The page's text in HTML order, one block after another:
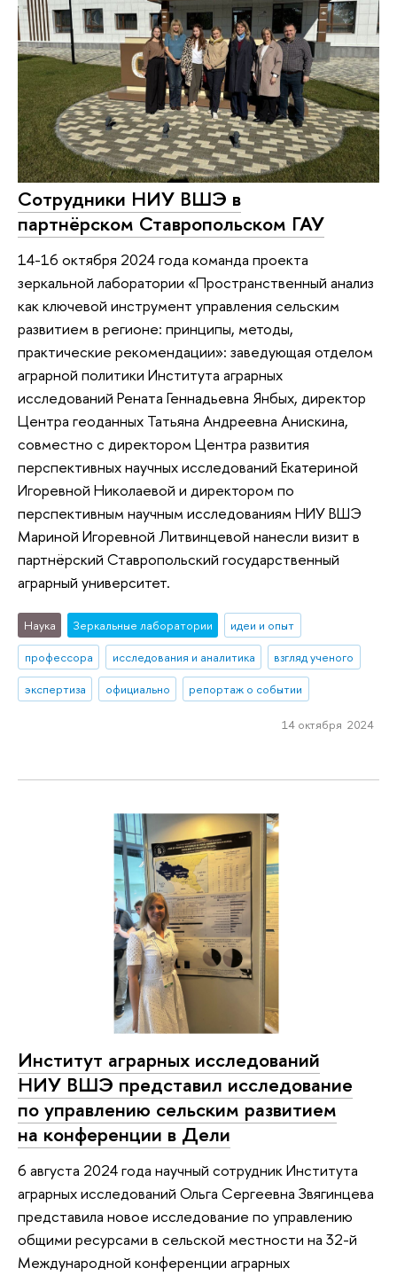
Сотрудники НИУ ВШЭ в
партнёрском Ставропольском ГАУ
14-16 октября 2024 года команда проекта
зеркальной лаборатории «Пространственный анализ
как ключевой инструмент управления сельским
развитием в регионе: принципы, методы,
практические рекомендации»: заведующая отделом
аграрной политики Института аграрных
исследований Рената Геннадьевна Янбых, директор
Центра геоданных Татьяна Андреевна Анискина,
совместно с директором Центра развития
перспективных научных исследований Екатериной
Игоревной Николаевой и директором по
перспективным научным исследованиям НИУ ВШЭ
Мариной Игоревной Литвинцевой нанесли визит в
партнёрский Ставропольский государственный
аграрный университет.
Наука Зеркальные лаборатории
идеи и опыт
профессора
исследования и аналитика
взгляд ученого
экспертиза
официально репортаж о событии
14 октября 2024
Институт аграрных исследований
НИУ ВШЭ представил исследование
по управлению сельским развитием
на конференции в Дели
6 августа 2024 года научный сотрудник Института
аграрных исследований Ольга Сергеевна Звягинцева
представила новое исследование по управлению
общими ресурсами в сельской местности на 32-й
Международной конференции аграрных